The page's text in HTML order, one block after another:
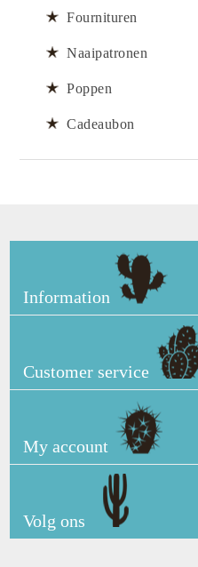
Fournituren
Naaipatronen
Poppen
Cadeaubon
Information
Customer service
My account
Volg ons